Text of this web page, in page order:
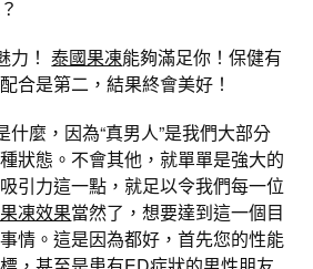
力！泰國果凍能夠滿足你！保健有
合是第二，結果終會美好！
什麼，因為“真男人”是我們大部分
狀態。不會其他，就單單是強大的
引力這一點，就足以令我們每一位
凍效果當然了，想要達到這一個目
情。這是因為都好，首先您的性能